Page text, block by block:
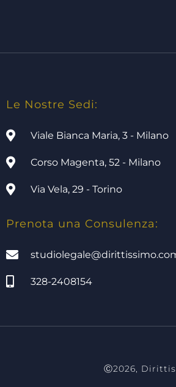
Le Nostre Sedi:
Viale Bianca Maria, 3 - Milano
Corso Magenta, 52 - Milano
Via Vela, 29 - Torino
Prenota una Consulenza:
328-2408154
Ⓒ2026,